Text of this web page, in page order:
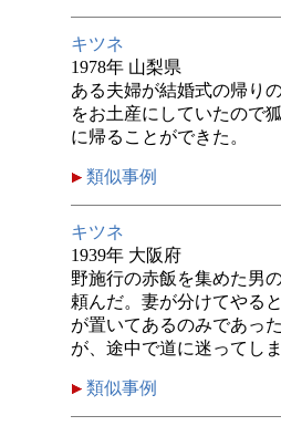
キツネ
1978年 山梨県
ある夫婦が結婚式の帰り
をお土産にしていたので
に帰ることができた。
類似事例
キツネ
1939年 大阪府
野施行の赤飯を集めた男
頼んだ。妻が分けてやる
が置いてあるのみであっ
が、途中で道に迷ってしま
類似事例